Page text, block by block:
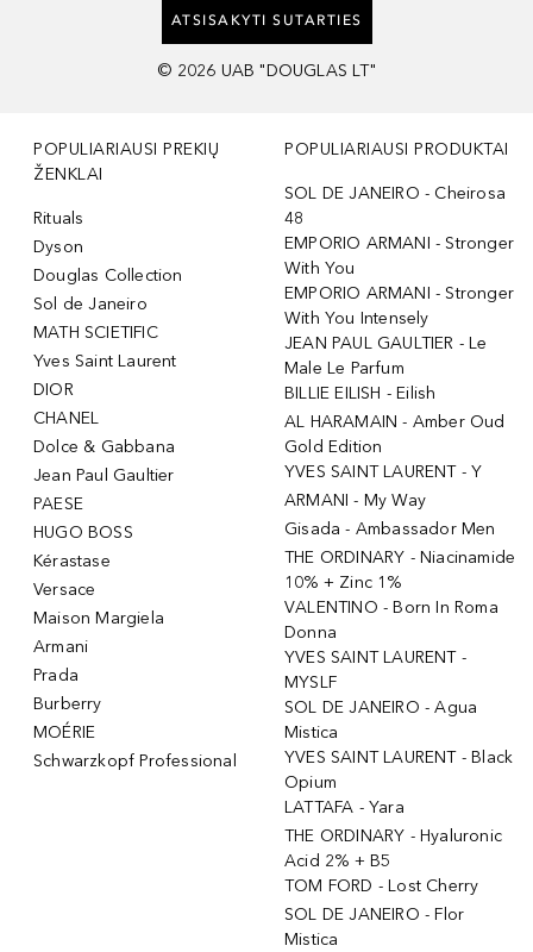
ATSISAKYTI SUTARTIES
© 2026 UAB "DOUGLAS LT"
POPULIARIAUSI PREKIŲ
ŽENKLAI
Rituals
Dyson
Douglas Collection
Sol de Janeiro
MATH SCIETIFIC
Yves Saint Laurent
DIOR
CHANEL
Dolce & Gabbana
Jean Paul Gaultier
PAESE
HUGO BOSS
Kérastase
Versace
Maison Margiela
Armani
Prada
Burberry
MOÉRIE
Schwarzkopf Professional
POPULIARIAUSI PRODUKTAI
SOL DE JANEIRO - Cheirosa
48
EMPORIO ARMANI - Stronger
With You
EMPORIO ARMANI - Stronger
With You Intensely
JEAN PAUL GAULTIER - Le
Male Le Parfum
BILLIE EILISH - Eilish
AL HARAMAIN - Amber Oud
Gold Edition
YVES SAINT LAURENT - Y
ARMANI - My Way
Gisada - Ambassador Men
THE ORDINARY - Niacinamide
10% + Zinc 1%
VALENTINO - Born In Roma
Donna
YVES SAINT LAURENT -
MYSLF
SOL DE JANEIRO - Agua
Mistica
YVES SAINT LAURENT - Black
Opium
LATTAFA - Yara
THE ORDINARY - Hyaluronic
Acid 2% + B5
TOM FORD - Lost Cherry
SOL DE JANEIRO - Flor
Mistica